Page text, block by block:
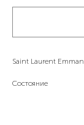
Saint Laurent
Состояние